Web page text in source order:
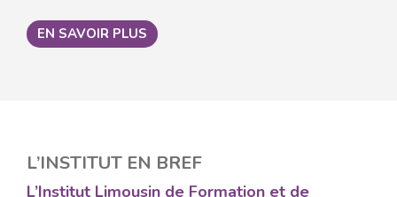
EN SAVOIR PLUS
L’INSTITUT EN BREF
L’Institut Limousin de Formation et de